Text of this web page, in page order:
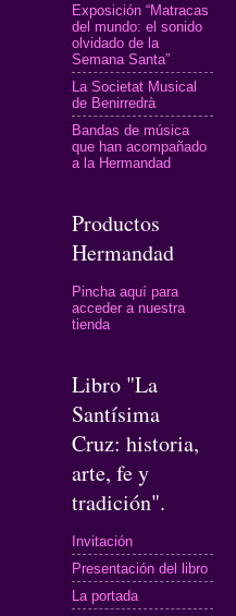
Exposición “Matracas
del mundo: el sonido
olvidado de la
Semana Santa”
La Societat Musical
de Benirredrà
Bandas de música
que han acompañado
a la Hermandad
Productos
Hermandad
Pincha aquí para
acceder a nuestra
tienda
Libro "La
Santísima
Cruz: historia,
arte, fe y
tradición".
Invitación
Presentación del libro
La portada